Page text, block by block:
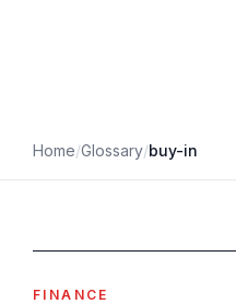
Home/Glossary/buy-in
FINANCE